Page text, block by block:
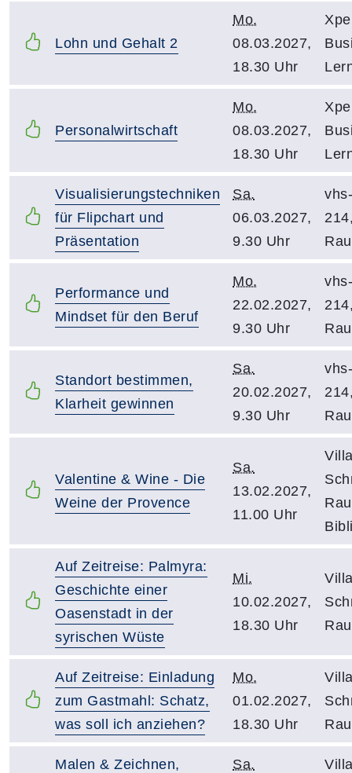
Lohn und Gehalt 2
Mo.
08.03.2027,
18.30 Uhr
Personalwirtschaft
Mo.
08.03.2027,
18.30 Uhr
Visualisierungstechniken
für Flipchart und
Präsentation
Sa.
06.03.2027,
9.30 Uhr
Performance und
Mindset für den Beruf
Mo.
22.02.2027,
9.30 Uhr
Standort bestimmen,
Klarheit gewinnen
Sa.
20.02.2027,
9.30 Uhr
Valentine & Wine - Die
Weine der Provence
Sa.
13.02.2027,
11.00 Uhr
Auf Zeitreise: Palmyra:
Geschichte einer
Oasenstadt in der
syrischen Wüste
Mi.
10.02.2027,
18.30 Uhr
Auf Zeitreise: Einladung
zum Gastmahl: Schatz,
was soll ich anziehen?
Mo.
01.02.2027,
18.30 Uhr
Malen & Zeichnen,
Sa.